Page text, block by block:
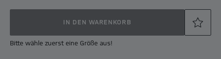
IN DEN WARENKORB
Bitte wähle zuerst eine Größe aus!